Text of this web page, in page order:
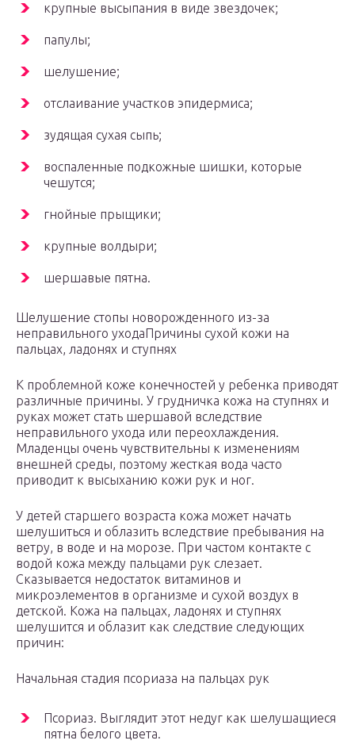
крупные высыпания в виде звездочек;
папулы;
шелушение;
отслаивание участков эпидермиса;
зудящая сухая сыпь;
воспаленные подкожные шишки, которые
чешутся;
гнойные прыщики;
крупные волдыри;
шершавые пятна.
Шелушение стопы новорожденного из-за
неправильного уходаПричины сухой кожи на
пальцах, ладонях и ступнях
К проблемной коже конечностей у ребенка приводят
различные причины. У грудничка кожа на ступнях и
руках может стать шершавой вследствие
неправильного ухода или переохлаждения.
Младенцы очень чувствительны к изменениям
внешней среды, поэтому жесткая вода часто
приводит к высыханию кожи рук и ног.
У детей старшего возраста кожа может начать
шелушиться и облазить вследствие пребывания на
ветру, в воде и на морозе. При частом контакте с
водой кожа между пальцами рук слезает.
Сказывается недостаток витаминов и
микроэлементов в организме и сухой воздух в
детской. Кожа на пальцах, ладонях и ступнях
шелушится и облазит как следствие следующих
причин:
Начальная стадия псориаза на пальцах рук
Псориаз. Выглядит этот недуг как шелушащиеся
пятна белого цвета.